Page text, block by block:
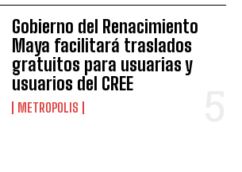
Gobierno del Renacimiento
Maya facilitará traslados
gratuitos para usuarias y
usuarios del CREE
METROPOLIS